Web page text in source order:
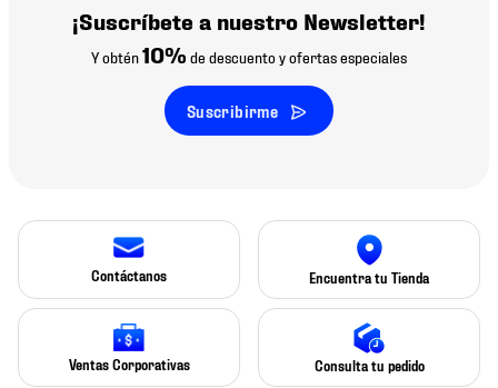
¡Suscríbete a nuestro Newsletter!
Y obtén10% de descuento y ofertas especiales
Suscribirme
Contáctanos Encuentra tu Tienda
Ventas Corporativas Consulta tu pedido